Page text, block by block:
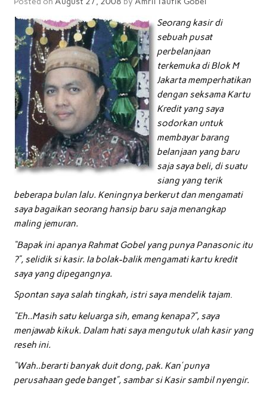
Seorang kasir di
sebuah pusat
perbelanjaan
terkemuka di Blok M
Jakarta memperhatikan
dengan seksama Kartu
Kredit yang saya
sodorkan untuk
membayar barang
belanjaan yang baru
saja saya beli, di suatu
siang yang terik
beberapa bulan lalu. Keningnya berkerut dan mengamati
saya bagaikan seorang hansip baru saja menangkap
maling jemuran.
“Bapak ini apanya Rahmat Gobel yang punya Panasonic itu
?”, selidik si kasir. Ia bolak-balik mengamati kartu kredit
saya yang dipegangnya.
Spontan saya salah tingkah, istri saya mendelik tajam.
“Eh..Masih satu keluarga sih, emang kenapa?”, saya
menjawab kikuk. Dalam hati saya mengutuk ulah kasir yang
reseh ini.
“Wah..berarti banyak duit dong, pak. Kan’ punya
perusahaan gede banget”, sambar si Kasir sambil nyengir.